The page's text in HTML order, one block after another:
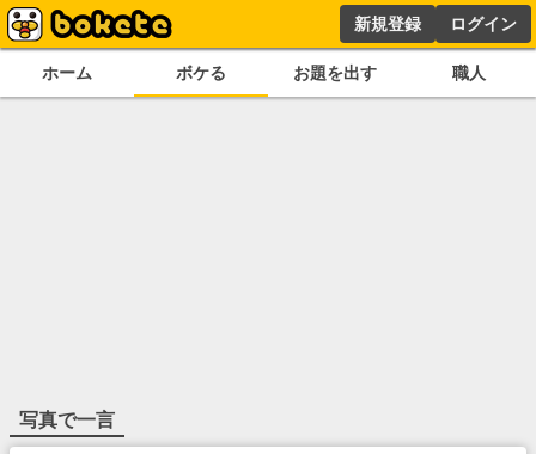
新規登録 ログイン
ホーム ボケる お題を出す 職人
写真で一言